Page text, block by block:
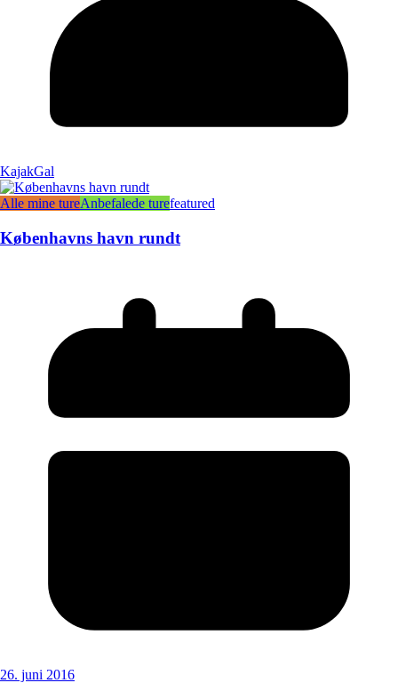
KajakGal
Alle mine tureAnbefalede turefeatured
Københavns havn rundt
26. juni 2016